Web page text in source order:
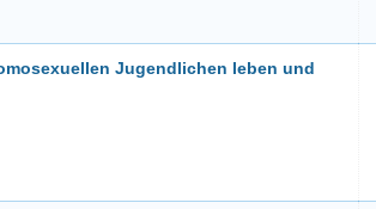
Jugendlichen leben und